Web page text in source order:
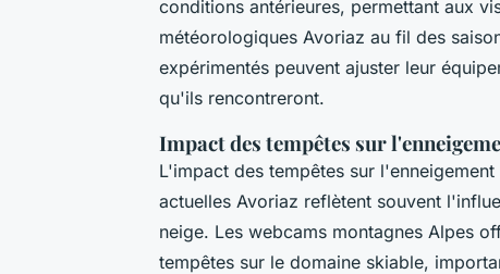
conditions antérieures, permettant aux
météorologiques Avoriaz au fil des
expérimentés peuvent ajuster leur
qu'ils rencontreront.
Impact des tempêtes sur
L'impact des tempêtes sur
actuelles Avoriaz reflètent souvent
neige. Les webcams montagnes Alpes
tempêtes sur le domaine skiable,